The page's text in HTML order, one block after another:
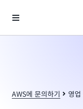
AWS에 문의하기 영업